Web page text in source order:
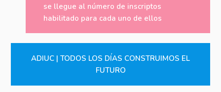
se llegue al número de inscriptos
habilitado para cada uno de ellos
ADIUC | TODOS LOS DÍAS CONSTRUIMOS EL
FUTURO